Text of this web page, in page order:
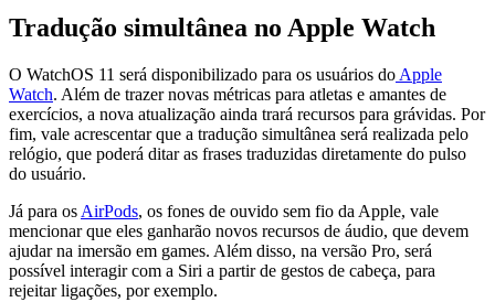
Tradução simultânea no Apple Watch
O WatchOS 11 será disponibilizado para os usuários do Apple
Watch. Além de trazer novas métricas para atletas e amantes de
exercícios, a nova atualização ainda trará recursos para grávidas. Por
fim, vale acrescentar que a tradução simultânea será realizada pelo
relógio, que poderá ditar as frases traduzidas diretamente do pulso
do usuário.
Já para os AirPods, os fones de ouvido sem fio da Apple, vale
mencionar que eles ganharão novos recursos de áudio, que devem
ajudar na imersão em games. Além disso, na versão Pro, será
possível interagir com a Siri a partir de gestos de cabeça, para
rejeitar ligações, por exemplo.